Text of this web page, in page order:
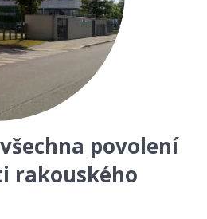
povolení
rakouského